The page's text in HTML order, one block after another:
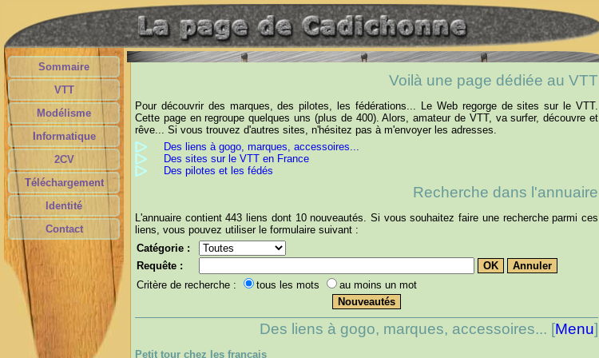
Sommaire
VTT
Modélisme
Informatique
2CV
Téléchargement
Identité
Contact
Voilà une page dédiée au VTT
Pour découvrir des marques, des pilotes, les fédérations... Le Web regorge de sites sur le VTT.
Cette page en regroupe quelques uns (plus de 400). Alors, amateur de VTT, va surfer, découvre et
rêve... Si vous trouvez d'autres sites, n'hésitez pas à m'envoyer les adresses.
Des liens à gogo, marques, accessoires...
Des sites sur le VTT en France
Des pilotes et les fédés
Recherche dans l'annuaire
L'annuaire contient 443 liens dont 10 nouveautés. Si vous souhaitez faire une recherche parmi ces
liens, vous pouvez utiliser le formulaire suivant :
Catégorie :
Requête :
Critère de recherche :
tous les mots au moins un mot
Des liens à gogo, marques, accessoires... [Menu]
Petit tour chez les français